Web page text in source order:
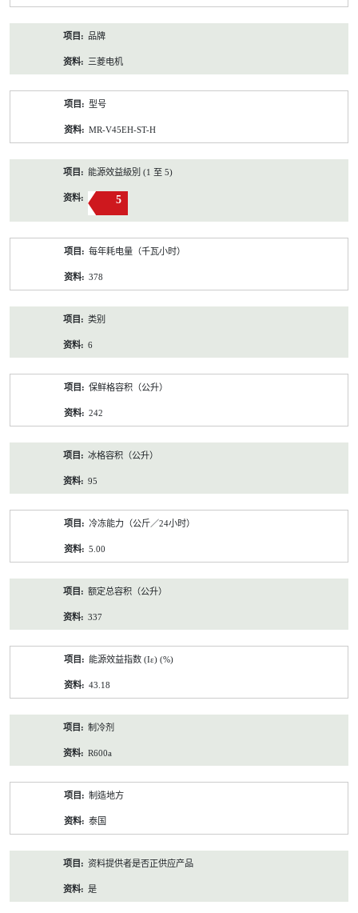
品牌
三菱电机
型号
MR-V45EH-ST-H
能源效益級別 (1 至 5)
5
每年耗电量（千瓦小时）
378
类别
6
保鲜格容积（公升）
242
冰格容积（公升）
95
冷冻能力（公斤／24小时）
5.00
额定总容积（公升）
337
能源效益指数 (Iε) (%)
43.18
制冷剂
R600a
制造地方
泰国
资料提供者是否正供应产品
是